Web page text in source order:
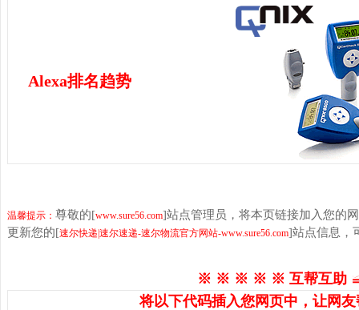
Alexa排名趋势
温馨提示： 尊敬的[www.sure56.com]站点管理员，将本页链接加入您的
更新您的[速尔快递|速尔速递-速尔物流官方网站-www.sure56.com]站点信息，
※ ※ ※ ※ ※ 互帮互助
将以下代码插入您网页中，让网